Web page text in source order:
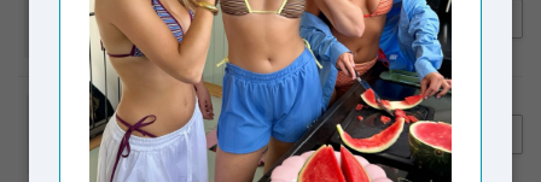
LAAGAM
Laagam Vixen Bag Black
€159,95
VAGABOND SHOEMAKERS
Vagabond Shoemakers
Hedda Tall Boots Black
€230,00
€159,00